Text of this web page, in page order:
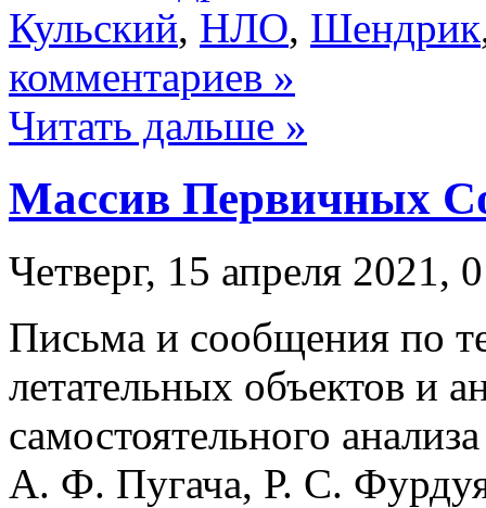
Кульский, НЛО, Шендрик
комментариев »
Читать дальше »
Массив Первичных
Четверг, 15 апреля 2021,
Письма и сообщения по
летательных объектов и
самостоятельного
А. Ф. Пугача, Р. С.